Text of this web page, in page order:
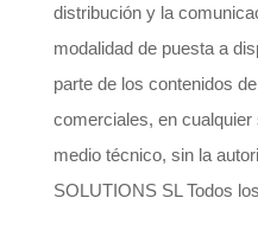
distribución y la
modalidad de puesta a
parte de los contenidos
comerciales, en
medio técnico, sin la
SOLUTIONS SL Todos